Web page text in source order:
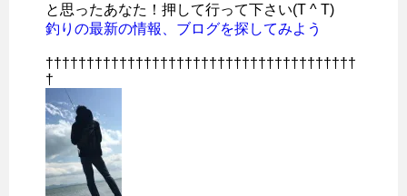
と思ったあなた！押して行って下さい(T ^ T)
釣りの最新の情報、ブログを探してみよう
††††††††††††††††††††††††††††††††††††††
†